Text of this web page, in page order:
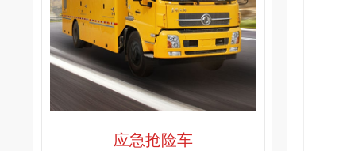
应急抢险车